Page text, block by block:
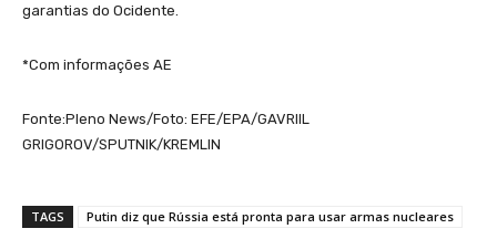
garantias do Ocidente.
*Com informações AE
Fonte:Pleno News/Foto: EFE/EPA/GAVRIIL
GRIGOROV/SPUTNIK/KREMLIN
TAGS Putin diz que Rússia está pronta para usar armas nucleares